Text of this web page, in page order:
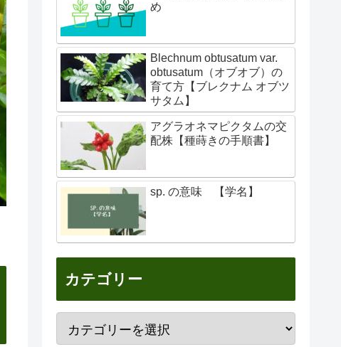
め
Blechnum obtusatum var.
obtusatum（オブオブ）の
育て方【ブレクナム オブツ
サタム】
アグラオネマピクタムの交
配株【種蒔きの手順書】
sp. の意味 【学名】
カテゴリー